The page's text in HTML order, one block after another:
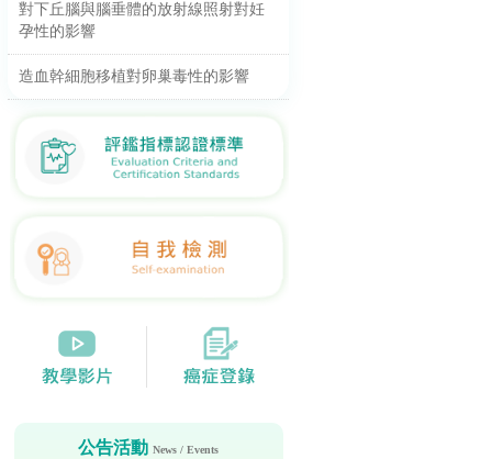
對下丘腦與腦垂體的放射線照射對妊
孕性的影響
造血幹細胞移植對卵巢毒性的影響
公告活動 News / Events